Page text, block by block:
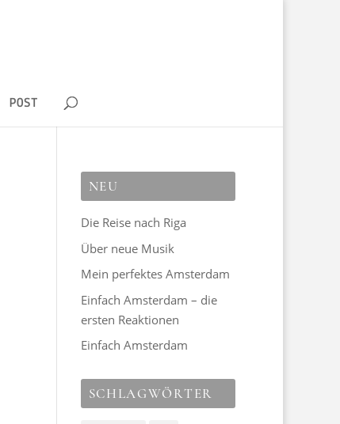
POST
NEU
Die Reise nach Riga
Über neue Musik
Mein perfektes Amsterdam
Einfach Amsterdam – die
ersten Reaktionen
Einfach Amsterdam
SCHLAGWÖRTER